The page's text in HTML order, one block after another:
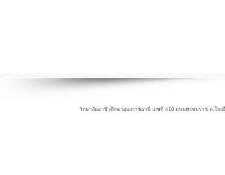
วิทยาลัยอาชีวศึกษาอุบลราชธานี เลขที่ 410 ถนนพรหมราช ต.ในเ